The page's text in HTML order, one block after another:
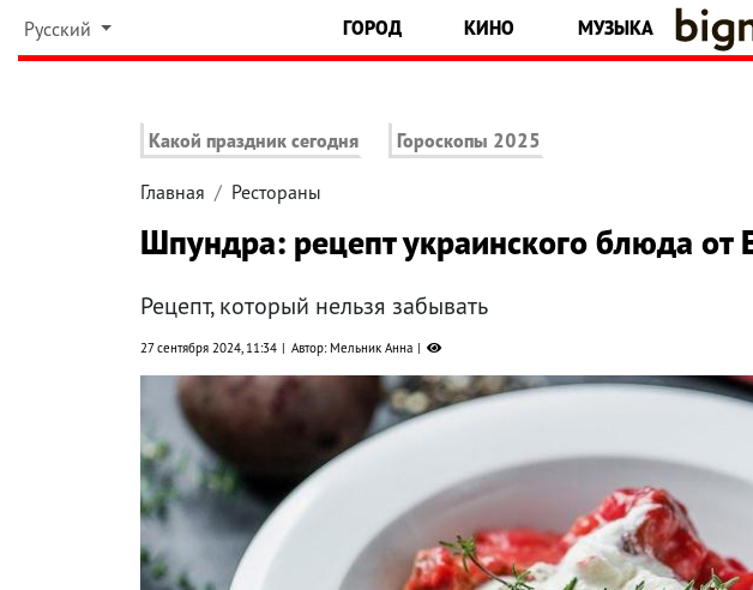
Русский ГОРОД КИНО МУЗЫКА
Какой праздник сегодня Гороскопы 2025
Главная Рестораны
Шпундра: рецепт украинского блюда от
Рецепт, который нельзя забывать
27 сентября 2024, 11:34 Автор: Мельник Анна